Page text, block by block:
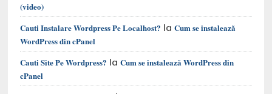
(video)
Cauti Instalare Wordpress Pe Localhost? laCum se instalează
WordPress din cPanel
Cauti Site Pe Wordpress? laCum se instalează WordPress din
cPanel